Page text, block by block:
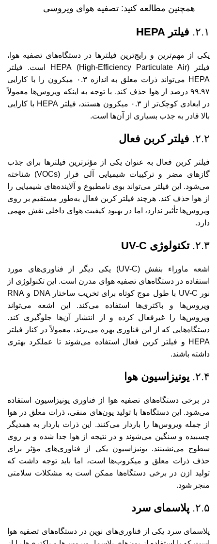
همچنین مطالعه کنید: تصفیه هوای ویروسی
۲.۱. فیلتر HEPA
یکی از مهم‌ترین و رایج‌ترین فیلترها در دستگاه‌های تصفیه هوا،
فیلتر HEPA (High-Efficiency Particulate Air) است. فیلتر
HEPA می‌تواند ذرات معلق به اندازه ۰.۳ میکرون را با کارایی
۹۹.۹۷ درصد از هوا حذف کند. با توجه به اینکه ویروس‌ها معمولاً
در ابعادی کوچک‌تر از ۰.۳ میکرون هستند، فیلتر HEPA با کارایی
بالا قادر به جذب بسیاری از آن‌ها است.
۲.۲. فیلتر کربن فعال
فیلتر کربن فعال به عنوان یکی از مؤثرترین فیلترها برای جذب
گازهای مضر و ترکیبات شیمیایی آلی فرار (VOCs) شناخته
می‌شود. این فیلتر می‌تواند بوی نامطبوع و آلاینده‌های شیمیایی را
از هوا حذف کند. هرچند فیلتر کربن فعال به‌طور مستقیم بر روی
ویروس‌ها تأثیر ندارد، اما در بهبود کیفیت هوای داخلی نقش مهمی
دارد.
۲.۳. تکنولوژی UV-C
اشعه ماوراء بنفش (UV-C) یکی دیگر از فناوری‌های مورد
استفاده در دستگاه‌های تصفیه هوای مدرن است. این تکنولوژی از
نور UV-C با طول موج کوتاه برای تخریب ساختار DNA و RNA
ویروس‌ها و باکتری‌ها استفاده می‌کند. این اشعه می‌تواند
ویروس‌ها را غیرفعال کرده و از انتشار آن‌ها جلوگیری کند.
دستگاه‌هایی که از این فناوری بهره می‌برند، معمولاً در کنار فیلتر
HEPA و فیلتر کربن فعال استفاده می‌شوند تا عملکرد بهتری
داشته باشند.
۲.۴. یونیزاسیون هوا
در برخی دستگاه‌های تصفیه هوا از فناوری یونیزاسیون استفاده
می‌شود. این دستگاه‌ها با تولید یون‌های منفی، ذرات معلق در هوا
از جمله ویروس‌ها را باردار می‌کنند. این ذرات باردار به همدیگر
چسبیده و سنگین می‌شوند و در نتیجه از هوا جدا شده و بر روی
سطوح می‌نشینند. یونیزاسیون یکی از فناوری‌های مؤثر برای
حذف ذرات معلق و میکروب‌ها است، اما باید توجه داشت که
تولید ازن در برخی دستگاه‌ها ممکن است به مشکلات سلامتی
منجر شود.
۲.۵. پلاسمای سرد
پلاسمای سرد یکی از فناوری‌های نوین در دستگاه‌های تصفیه هوا